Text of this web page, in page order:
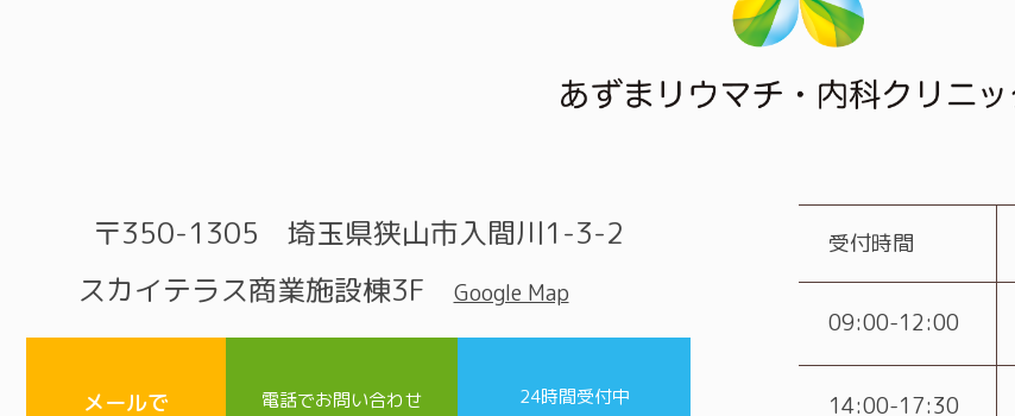
〒350-1305 埼玉県狭山市入間川1-3-2
スカイテラス商業施設棟3F
Google Map
メールで
電話でお問い合わせ 24時間受付中
受付時間
09:00-12:00
14:00-17:30